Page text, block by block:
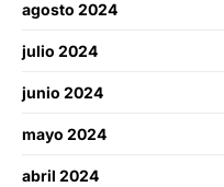
agosto 2024
julio 2024
junio 2024
mayo 2024
abril 2024